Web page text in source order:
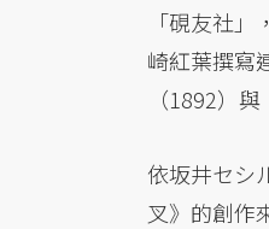
「硯友社
崎紅葉撰寫
（1892）
依坂井セシ
叉》的創作